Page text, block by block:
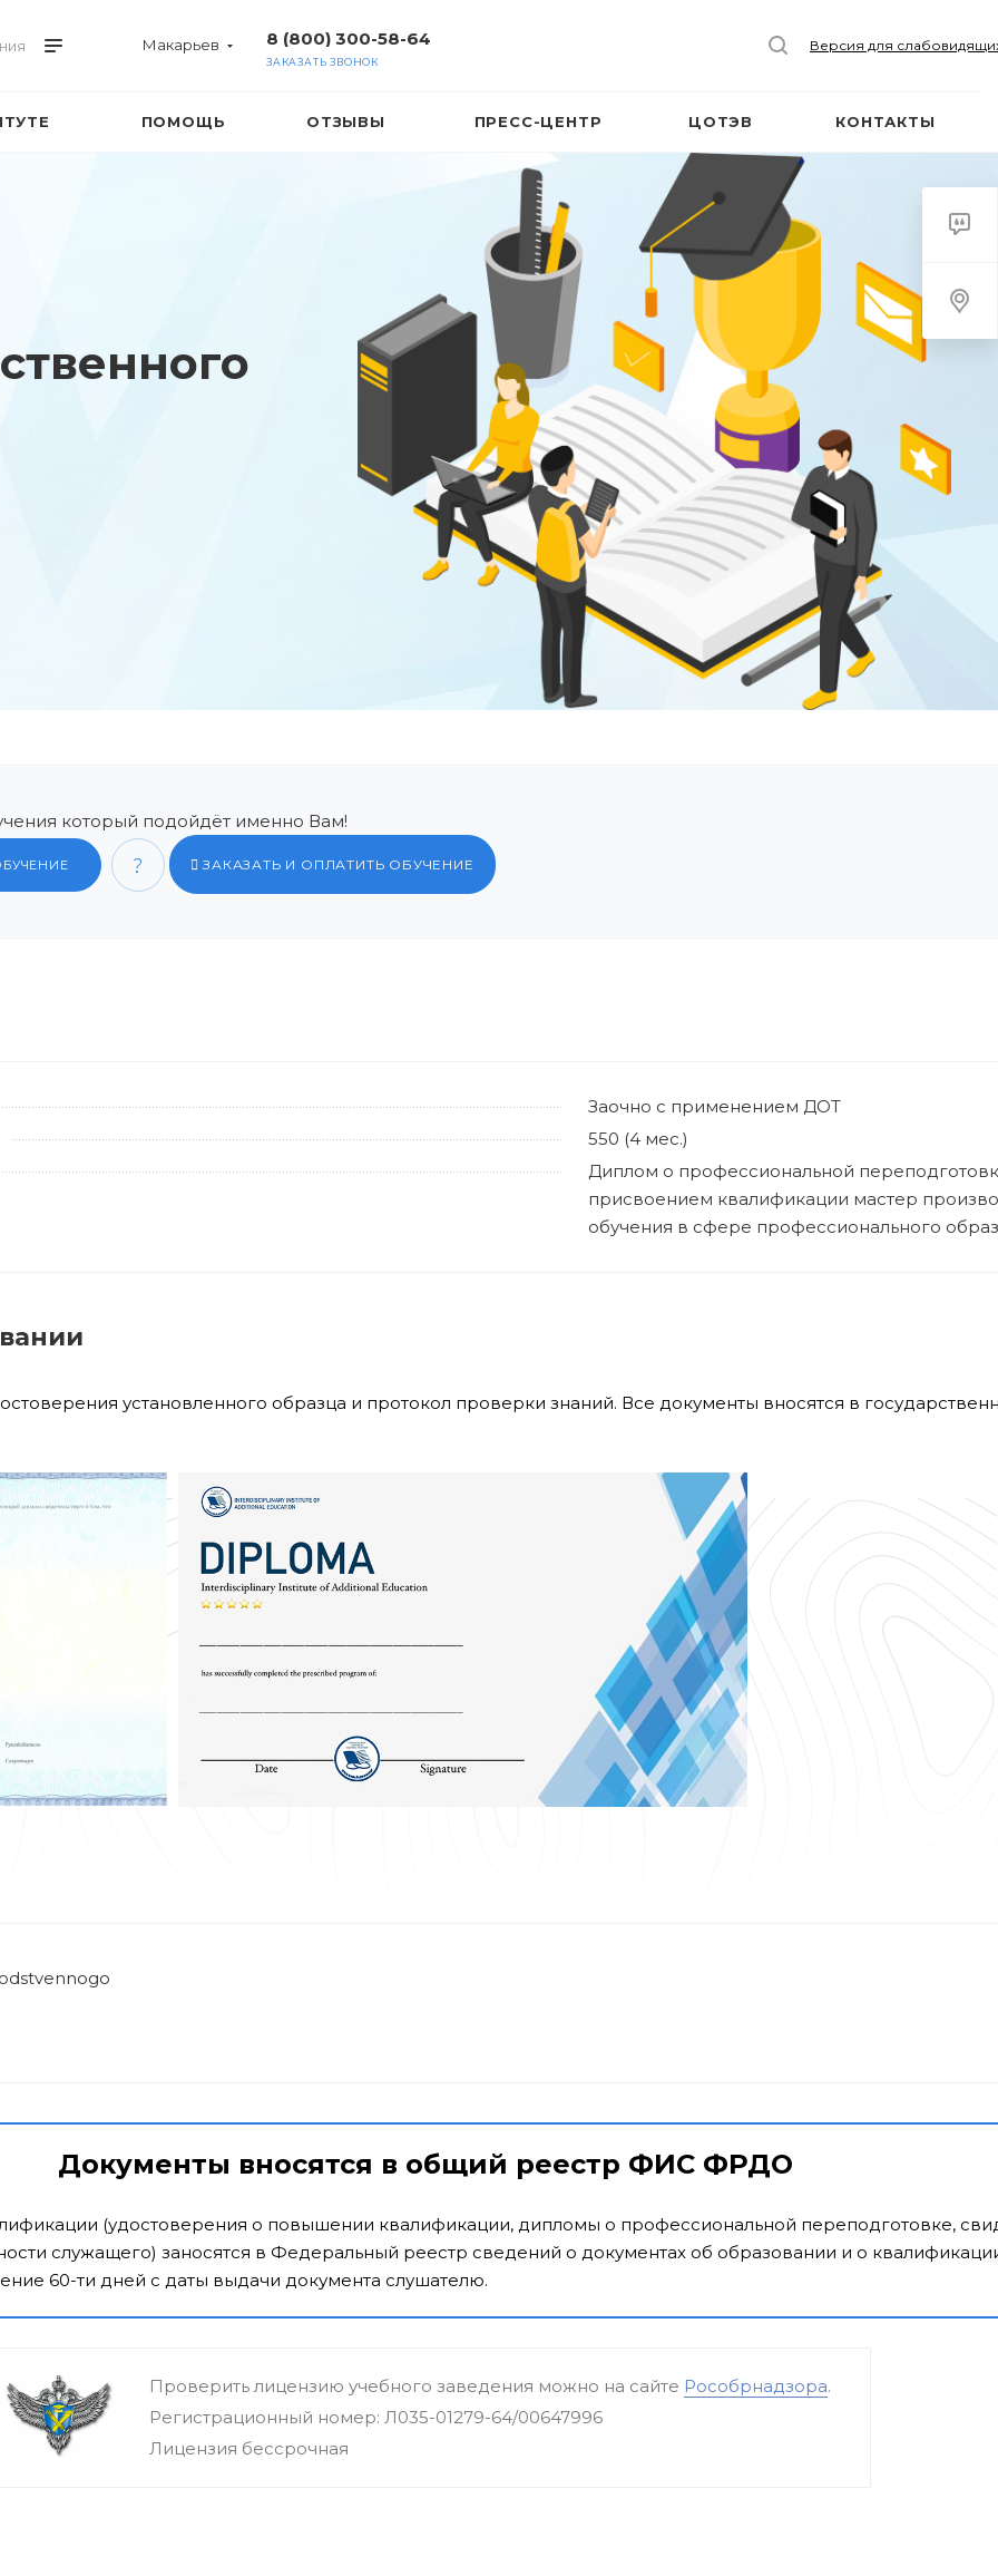
Макарьев 8 (800) 300-58-64
ЗАКАЗАТЬ ЗВОНОК
Версия для
ПОМОЩЬ ОТЗЫВЫ ПРЕСС-ЦЕНТР ЦОТЭВ КОНТАКТЫ
который подойдёт именно Вам!
ЗАКАЗАТЬ И ОПЛАТИТЬ ОБУЧЕНИЕ
Заочно с применением ДОТ
550 (4 мес.)
Диплом о профессиональной
присвоением квалификации мастер
обучения в сфере профессионального
установленного образца и протокол проверки знаний. Все документы вносятся в
Документы вносятся в общий реестр ФИС ФРДО
(удостоверения о повышении квалификации, дипломы о профессиональной переподготовке,
служащего) заносятся в Федеральный реестр сведений о документах об образовании и о
60-ти дней с даты выдачи документа слушателю.
Проверить лицензию учебного заведения можно на сайте Рособрнадзора.
Регистрационный номер: Л035-01279-64/00647996
Лицензия бессрочная